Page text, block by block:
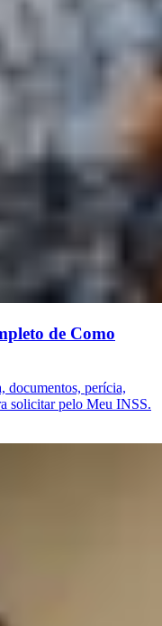
de Como
documentos, perícia,
solicitar pelo Meu INSS.